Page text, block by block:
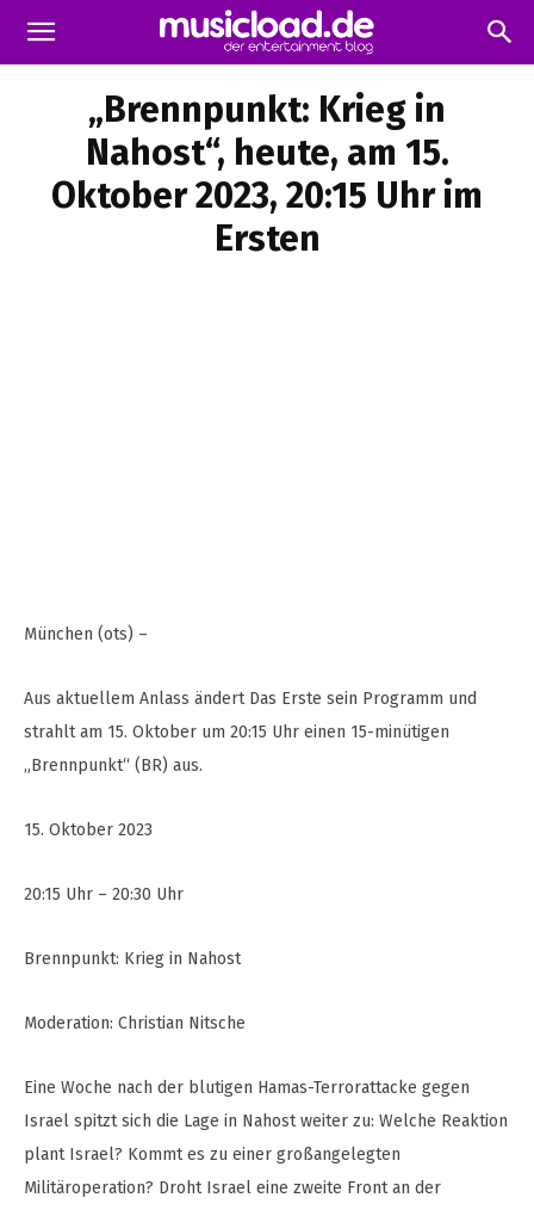
„Brennpunkt: Krieg in
Nahost“, heute, am 15.
Oktober 2023, 20:15 Uhr im
Ersten
München (ots) –
Aus aktuellem Anlass ändert Das Erste sein Programm und
strahlt am 15. Oktober um 20:15 Uhr einen 15-minütigen
„Brennpunkt“ (BR) aus.
15. Oktober 2023
20:15 Uhr – 20:30 Uhr
Brennpunkt: Krieg in Nahost
Moderation: Christian Nitsche
Eine Woche nach der blutigen Hamas-Terrorattacke gegen
Israel spitzt sich die Lage in Nahost weiter zu: Welche Reaktion
plant Israel? Kommt es zu einer großangelegten
Militäroperation? Droht Israel eine zweite Front an der